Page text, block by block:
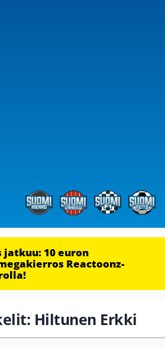
jatkuu: 10 euron
Reactoonz-
Hiltunen Erkki